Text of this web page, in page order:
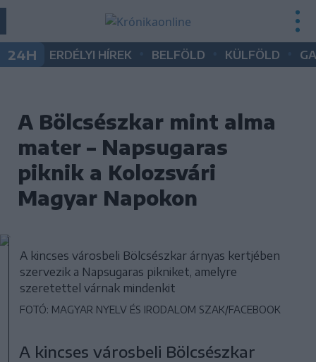
24H ERDÉLYI HÍREK BELFÖLD KÜLFÖLD
A Bölcsészkar mint alma
mater – Napsugaras
piknik a Kolozsvári
Magyar Napokon
A kincses városbeli Bölcsészkar árnyas kertjében
szervezik a Napsugaras pikniket, amelyre
szeretettel várnak mindenkit
FOTÓ: MAGYAR NYELV ÉS IRODALOM SZAK/FACEBOOK
A kincses városbeli Bölcsészkar